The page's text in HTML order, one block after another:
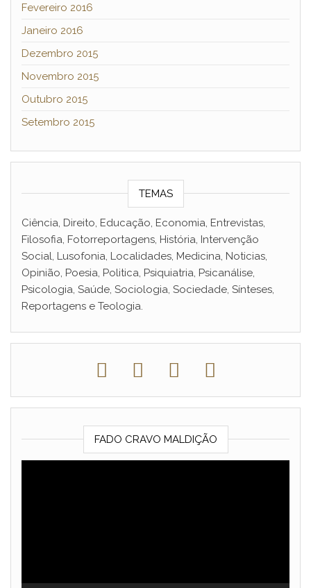
Fevereiro 2016
Janeiro 2016
Dezembro 2015
Novembro 2015
Outubro 2015
Setembro 2015
TEMAS
Ciência, Direito, Educação, Economia, Entrevistas,
Filosofia, Fotorreportagens, História, Intervenção
Social, Lusofonia, Localidades, Medicina, Noticias,
Opinião, Poesia, Politica, Psiquiatria, Psicanálise,
Psicologia, Saúde, Sociologia, Sociedade, Sínteses,
Reportagens e Teologia.
FADO CRAVO MALDIÇÃO